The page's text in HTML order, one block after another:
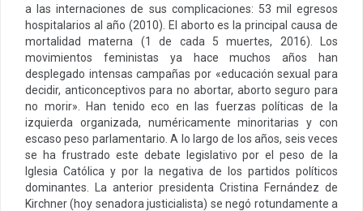
a las internaciones de sus complicaciones: 53 mil egresos
hospitalarios al año (2010). El aborto es la principal causa de
mortalidad materna (1 de cada 5 muertes, 2016). Los
movimientos feministas ya hace muchos años han
desplegado intensas campañas por «educación sexual para
decidir, anticonceptivos para no abortar, aborto seguro para
no morir». Han tenido eco en las fuerzas políticas de la
izquierda organizada, numéricamente minoritarias y con
escaso peso parlamentario. A lo largo de los años, seis veces
se ha frustrado este debate legislativo por el peso de la
Iglesia Católica y por la negativa de los partidos políticos
dominantes. La anterior presidenta Cristina Fernández de
Kirchner (hoy senadora justicialista) se negó rotundamente a